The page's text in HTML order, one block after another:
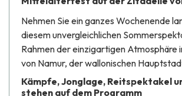
Nehmen Sie ein ganzes Wochenende
diesem unvergleichlichen
Rahmen der einzigartigen Atmosphäre
von Namur, der wallonischen
Kämpfe, Jonglage, Reitspektakel
stehen auf dem Programm